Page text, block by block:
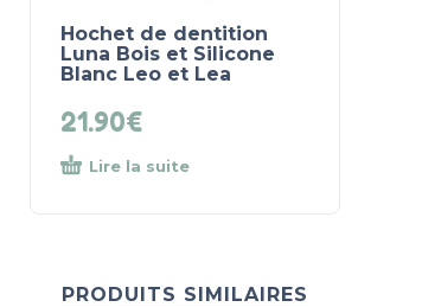
Hochet de dentition
Luna Bois et Silicone
Blanc Leo et Lea
21.90€
Lire la suite
PRODUITS SIMILAIRES